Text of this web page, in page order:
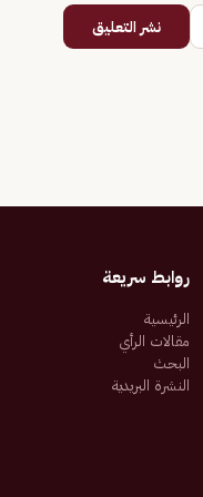
نشر التعليق
روابط سريعة
الرئيسية
مقالات الرأي
البحث
النشرة البريدية